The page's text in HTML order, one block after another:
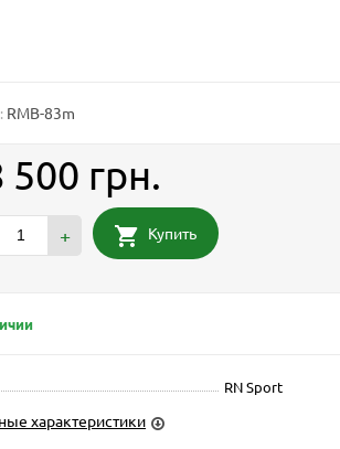
RMB-83m
500 грн.
+ Купить
RN Sport
характеристики